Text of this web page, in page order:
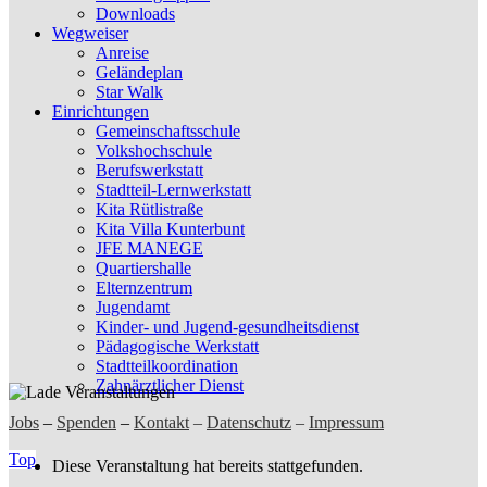
Downloads
Wegweiser
Anreise
Geländeplan
Star Walk
Einrichtungen
Gemeinschaftsschule
Volkshochschule
Berufswerkstatt
Stadtteil-Lernwerkstatt
Kita Rütlistraße
Kita Villa Kunterbunt
JFE MANEGE
Quartiershalle
Elternzentrum
Jugendamt
Kinder- und Jugend-gesundheitsdienst
Pädagogische Werkstatt
Stadtteilkoordination
Zahnärztlicher Dienst
Jobs – Spenden – Kontakt – Datenschutz – Impressum
Top
Diese Veranstaltung hat bereits stattgefunden.